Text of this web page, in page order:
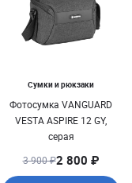
Сумки и рюкзаки
Фотосумка VANGUARD
VESTA ASPIRE 12 GY,
серая
3 900 ₽2 800 ₽